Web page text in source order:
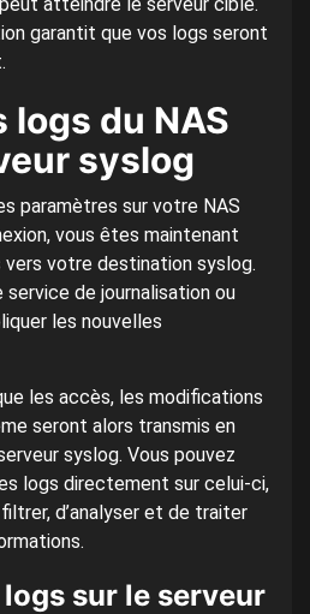
garantit que vos logs seront
logs du NAS
syslog
paramètres sur votre NAS
vous êtes maintenant
votre destination syslog.
service de journalisation ou
les nouvelles
les accès, les modifications
seront alors transmis en
syslog. Vous pouvez
logs directement sur celui-ci,
d’analyser et de traiter
sur le serveur